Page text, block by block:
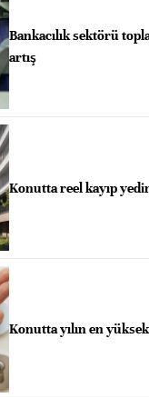
Bankacılık sektörü
artış
Konutta reel kayıp
Konutta yılın en yüksek